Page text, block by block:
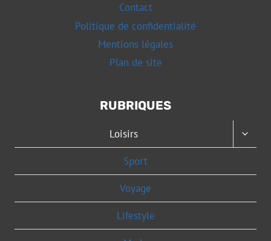
Contact
Politique de confidentialité
Mentions légales
Plan de site
RUBRIQUES
Loisirs
Sport
Voyage
Lifestyle